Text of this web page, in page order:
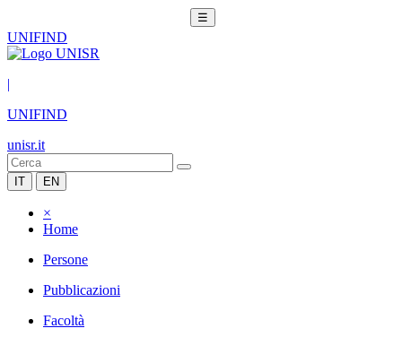
☰
UNIFIND
|
UNIFIND
unisr.it
IT EN
×
Home
Persone
Pubblicazioni
Facoltà